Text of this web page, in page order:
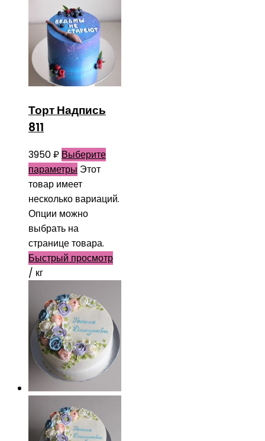
Торт Надпись
811
3950₽ Выберите
параметры Этот
товар имеет
несколько вариаций.
Опции можно
выбрать на
странице товара.
Быстрый просмотр
/ кг